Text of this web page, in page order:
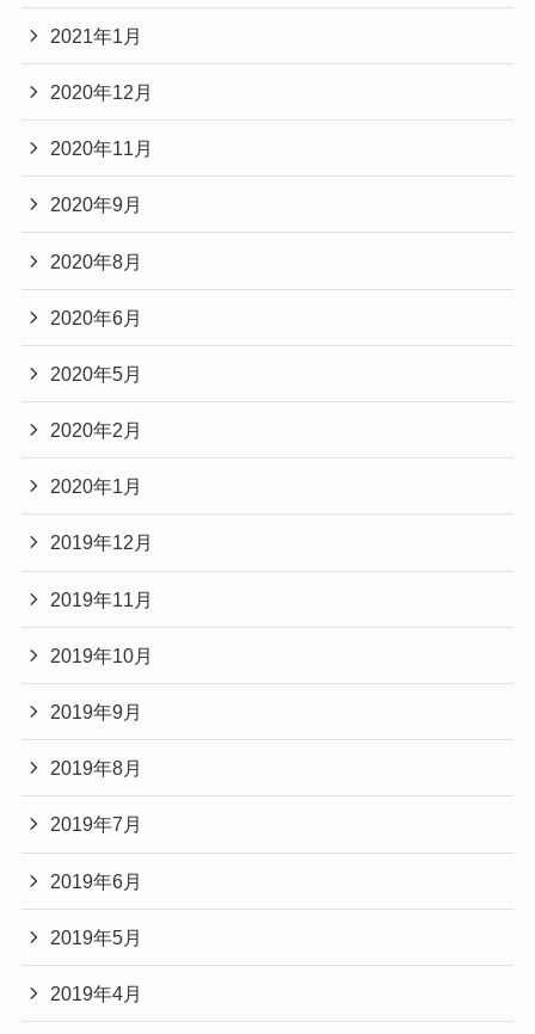
2021年1月
2020年12月
2020年11月
2020年9月
2020年8月
2020年6月
2020年5月
2020年2月
2020年1月
2019年12月
2019年11月
2019年10月
2019年9月
2019年8月
2019年7月
2019年6月
2019年5月
2019年4月